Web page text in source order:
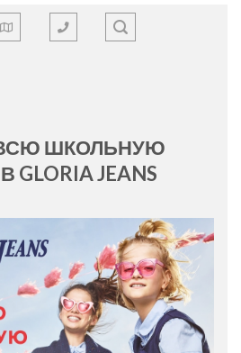
ВСЮ ШКОЛЬНУЮ
JEANS